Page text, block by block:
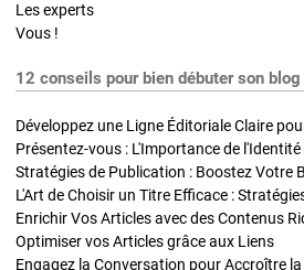
Les experts
Vous !
12 conseils pour bien débuter son
Développez une Ligne Éditoriale Claire
Présentez-vous : L'Importance de
L'Art de Choisir un Titre Efficace :
Optimiser vos Articles grâce aux Liens
Engagez la Conversation pour Accroître